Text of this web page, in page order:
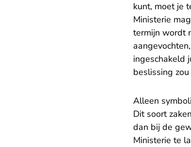
kunt, moet je
Ministerie
termijn wordt
ingeschakeld
beslissing
Alleen
Dit soort
dan bij de
Ministerie te